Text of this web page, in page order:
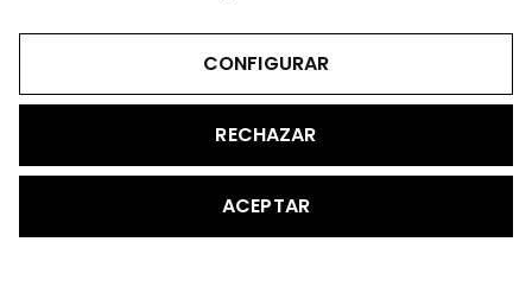
Aviso legal|Políticas de Cookies|Políticas de Privacidad
CONFIGURAR
RECHAZAR
ACEPTAR